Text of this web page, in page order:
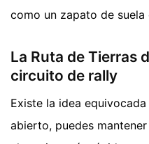
como un zapato de
La Ruta de Tierras
circuito de rally
Existe la idea
abierto, puedes